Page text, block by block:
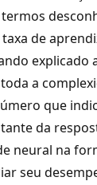
de
explicado
a
que
da
neural na
seu